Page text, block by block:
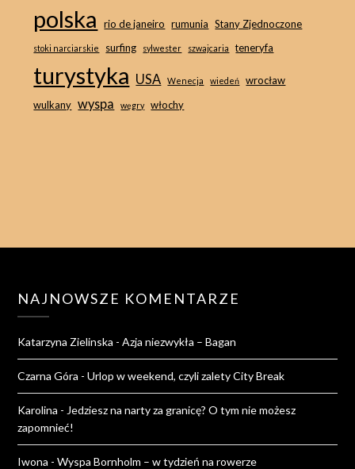
polska rio de janeiro rumunia Stany Zjednoczone
stoki narciarskie surfing sylwester szwajcaria teneryfa
turystyka USA Wenecja wiedeń
wrocław
wulkany wyspa węgry włochy
NAJNOWSZE KOMENTARZE
Katarzyna Zielinska -Azja niezwykła – Bagan
Czarna Góra -Urlop w weekend, czyli zalety City Break
Karolina - Jedziesz na narty za granicę? O tym nie możesz
zapomnieć!
Iwona -Wyspa Bornholm – w tydzień na rowerze